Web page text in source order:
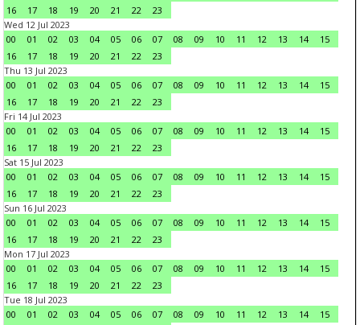
16
17 18 19 20 21 22
23
Wed 12 Jul 2023
00
01 02 03 04 05 06 07 08 09 10 11 12 13 14
15
16
17 18 19 20 21 22
23
Thu 13 Jul 2023
00
01 02 03 04 05 06 07 08 09 10 11 12 13 14
15
16
17 18 19 20 21 22
23
Fri 14 Jul 2023
00
01 02 03 04 05 06 07 08 09 10 11 12 13 14
15
16
17 18 19 20 21 22
23
Sat 15 Jul 2023
00
01 02 03 04 05 06 07 08 09 10 11 12 13 14
15
16
17 18 19 20 21 22
23
Sun 16 Jul 2023
00
01 02 03 04 05 06 07 08 09 10 11 12 13 14
15
16
17 18 19 20 21 22
23
Mon 17 Jul 2023
00
01 02 03 04 05 06 07 08 09 10 11 12 13 14
15
16
17 18 19 20 21 22
23
Tue 18 Jul 2023
00
01 02 03 04 05 06 07 08 09 10 11 12 13 14 15